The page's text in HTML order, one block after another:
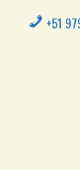
+51